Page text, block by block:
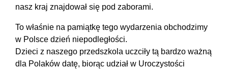
nasz kraj znajdował się pod zaborami.
To właśnie na pamiątkę tego wydarzenia obchodzimy
w Polsce dzień niepodległości.
Dzieci z naszego przedszkola uczciły tą bardzo ważną
dla Polaków datę, biorąc udział w Uroczystości